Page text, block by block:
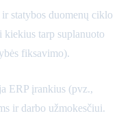
statybos duomenų ciklo
tarp suplanuoto
fiksavimo).
ERP įrankius (pvz.,
ir darbo užmokesčiui.